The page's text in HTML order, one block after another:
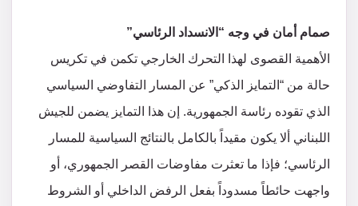
​صمام أمان في وجه “الانسداد الرئاسي”
​الأهمية القصوى لهذا التحرك الخارجي تكمن في تكريس
حالة من “التمايز الذكي” عن المسار التفاوضي السياسي
الذي تقوده رئاسة الجمهورية. إن هذا التمايز يضمن للجيش
اللبناني ألا يكون مقيداً بالكامل بالنتائج السياسية للمسار
الرئاسي؛ فإذا ما تعثرت مفاوضات القصر الجمهوري، أو
واجهت حائطاً مسدوداً بفعل الرفض الداخلي أو الشروط